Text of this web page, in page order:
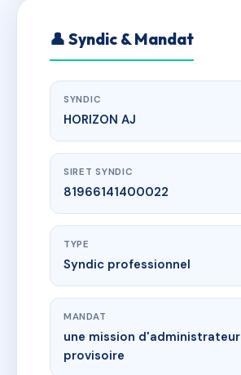
👤 Syndic & Mandat
SYNDIC
HORIZON AJ
SIRET SYNDIC
81966141400022
TYPE
Syndic professionnel
MANDAT
une mission d'administrateur
provisoire